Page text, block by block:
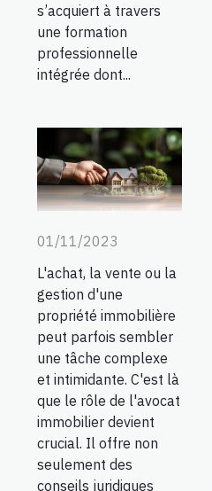
s’acquiert à travers
une formation
professionnelle
intégrée dont...
01/11/2023
L'achat, la vente ou la
gestion d'une
propriété immobilière
peut parfois sembler
une tâche complexe
et intimidante. C'est là
que le rôle de l'avocat
immobilier devient
crucial. Il offre non
seulement des
conseils juridiques